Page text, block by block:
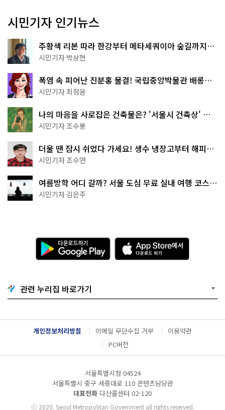
시민기자 인기뉴스
주황색 리본 따라 한강부터 메타세쿼이아 숲길까지…
서울둘레길 15코스
시민기자 박상현
폭염 속 피어난 진분홍 물결! 국립중앙박물관 배롱나
무 명소
시민기자 최정윤
나의 마음을 사로잡은 건축물은? '서울시 건축상' 수
상작 공개!
시민기자 조수봉
더울 땐 잠시 쉬었다 가세요! 생수 냉장고부터 해피소
·무더위쉼터까지
시민기자 조수연
여름방학 어디 갈까? 서울 도심 무료 실내 여행 코스
추천
시민기자 김은주
다
운
로
기
G
o
g
l
e
A
p
p
e
서
다
운
관련 누리집 바로가기
개인정보처리방침 이메일 무단수집 거부
이용약관
PC버전
서울특별시청 04524
서울특별시 중구 세종대로 110 콘텐츠담당관
대표전화 다산콜센터 02-120
ⓒ2020. Seoul Metropolitan Government all rights reserved.